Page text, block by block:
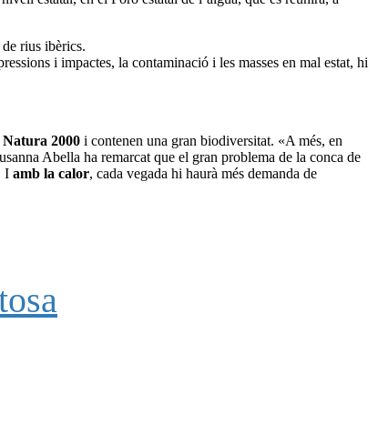
rius ibèrics.
i impactes, la contaminació i les masses en mal estat, hi
2000 i contenen una gran biodiversitat. «A més, en
Abella ha remarcat que el gran problema de la conca de
I amb la calor, cada vegada hi haurà més demanda de